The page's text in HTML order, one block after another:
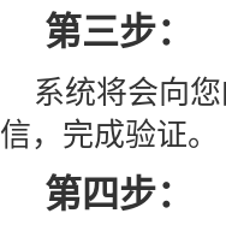
第三步：
系统将会向
信，完成验证。
第四步：